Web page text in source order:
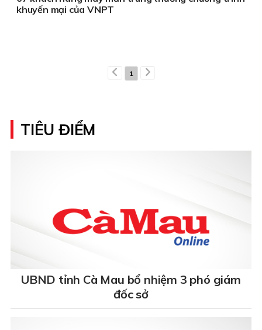
khuyến mại của VNPT
1
TIÊU ĐIỂM
UBND tỉnh Cà Mau bổ nhiệm 3 phó giám
đốc sở